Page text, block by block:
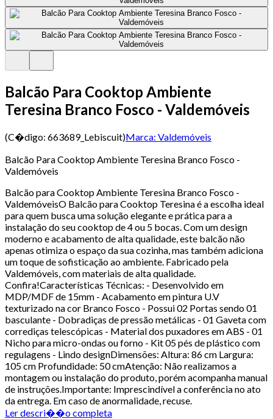
Balcão Para Cooktop Ambiente
Teresina Branco Fosco - Valdemóveis
(C�digo: 663689_Lebiscuit)Marca: Valdemóveis
Balcão Para Cooktop Ambiente Teresina Branco Fosco -
Valdemóveis
Balcão para Cooktop Ambiente Teresina Branco Fosco -
ValdemóveisO Balcão para Cooktop Teresina é a escolha ideal
para quem busca uma solução elegante e prática para a
instalação do seu cooktop de 4 ou 5 bocas. Com um design
moderno e acabamento de alta qualidade, este balcão não
apenas otimiza o espaço da sua cozinha, mas também adiciona
um toque de sofisticação ao ambiente. Fabricado pela
Valdemóveis, com materiais de alta qualidade.
Confira!Características Técnicas: - Desenvolvido em
MDP/MDF de 15mm - Acabamento em pintura U.V
texturizado na cor Branco Fosco - Possui 02 Portas sendo 01
basculante - Dobradiças de pressão metálicas - 01 Gaveta com
corrediças telescópicas - Material dos puxadores em ABS - 01
Nicho para micro-ondas ou forno - Kit 05 pés de plástico com
regulagens - Lindo designDimensões: Altura: 86 cm Largura:
105 cm Profundidade: 50 cmAtenção: Não realizamos a
montagem ou instalação do produto, porém acompanha manual
de instruções.Importante: Imprescindível a conferência no ato
da entrega. Em caso de anormalidade, recuse.
Ler descri��o completa